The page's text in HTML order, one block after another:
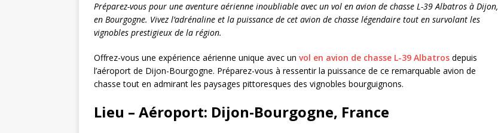
Préparez-vous pour une aventure aérienne inoubliable avec un vol en avion de chasse L-39 Albatros à Dijon,
en Bourgogne. Vivez l’adrénaline et la puissance de cet avion de chasse légendaire tout en survolant les
vignobles prestigieux de la région.
Offrez-vous une expérience aérienne unique avec un vol en avion de chasse L-39 Albatros depuis
l’aéroport de Dijon-Bourgogne. Préparez-vous à ressentir la puissance de ce remarquable avion de
chasse tout en admirant les paysages pittoresques des vignobles bourguignons.
Lieu – Aéroport: Dijon-Bourgogne, France